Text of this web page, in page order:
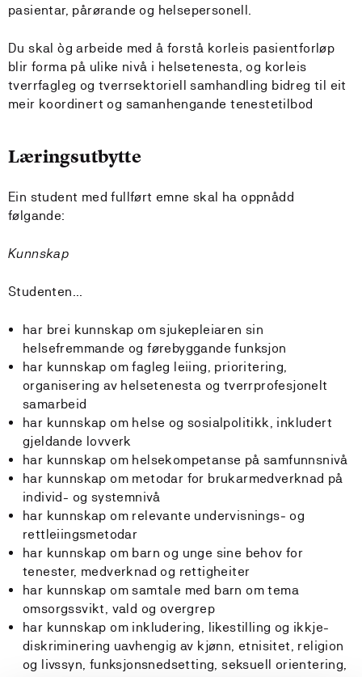
pasientar, pårørande og helsepersonell.
Du skal òg arbeide med å forstå korleis pasientforløp
blir forma på ulike nivå i helsetenesta, og korleis
tverrfagleg og tverrsektoriell samhandling bidreg til eit
meir koordinert og samanhengande tenestetilbod
Læringsutbytte
Ein student med fullført emne skal ha oppnådd
følgande:
Kunnskap
Studenten...
har brei kunnskap om sjukepleiaren sin
helsefremmande og førebyggande funksjon
har kunnskap om fagleg leiing, prioritering,
organisering av helsetenesta og tverrprofesjonelt
samarbeid
har kunnskap om helse og sosialpolitikk, inkludert
gjeldande lovverk
har kunnskap om helsekompetanse på samfunnsnivå
har kunnskap om metodar for brukarmedverknad på
individ- og systemnivå
har kunnskap om relevante undervisnings‑ og
rettleiingsmetodar
har kunnskap om barn og unge sine behov for
tenester, medverknad og rettigheiter
har kunnskap om samtale med barn om tema
omsorgssvikt, vald og overgrep
har kunnskap om inkludering, likestilling og ikkje-
diskriminering uavhengig av kjønn, etnisitet, religion
og livssyn, funksjonsnedsetting, seksuell orientering,